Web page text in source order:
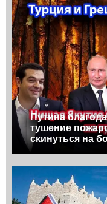
Путина
тушение
скинуться на